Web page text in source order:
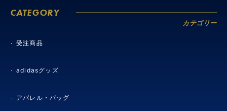
CATEGORY
カテゴリー
受注商品
adidasグッズ
アパレル・バッグ